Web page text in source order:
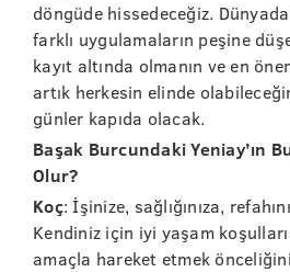
döngüde hissedeceğiz.
farklı uygulamaların peşine
kayıt altında olmanın ve en
artık herkesin elinde
günler kapıda olacak.
Başak Burcundaki Yeniay’ın
Olur?
Koç: İşinize, sağlığınıza,
Kendiniz için iyi yaşam
amaçla hareket etmek